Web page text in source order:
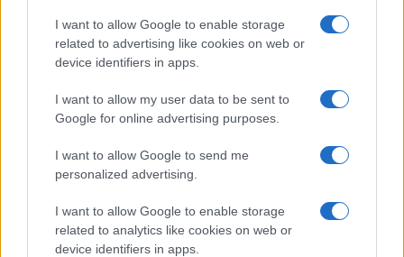
I want to allow Google to enable storage
related to advertising like cookies on web or
device identifiers in apps.
I want to allow my user data to be sent to
Google for online advertising purposes.
I want to allow Google to send me
personalized advertising.
I want to allow Google to enable storage
related to analytics like cookies on web or
device identifiers in apps.
14
SEDUTE SATIRICHE
Vai all'archivio delle vignette